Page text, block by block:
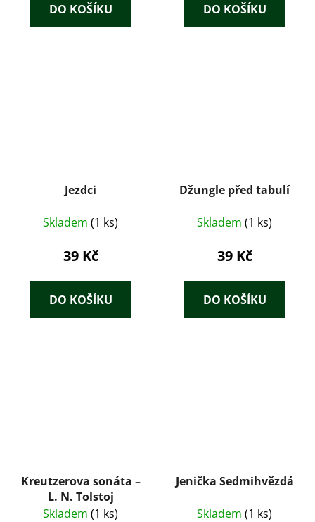
DO KOŠÍKU DO KOŠÍKU
Jezdci
Skladem (1 ks)
39 Kč
DO KOŠÍKU
Džungle před tabulí
Skladem (1 ks)
39 Kč
DO KOŠÍKU
Kreutzerova sonáta –
L. N. Tolstoj
Skladem (1 ks)
Jenička Sedmihvězdá
Skladem (1 ks)